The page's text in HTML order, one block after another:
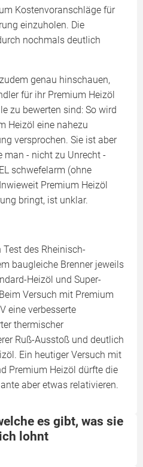
Kostenvoranschläge für
einzuholen. Die
nochmals deutlich
genau hinschauen,
für ihr Premium Heizöl
zu bewerten sind: So wird
Heizöl eine nahezu
versprochen. Sie ist aber
man - nicht zu Unrecht -
schwefelarm (ohne
Premium Heizöl
bringt, ist unklar.
des Rheinisch-
baugleiche Brenner jeweils
Heizöl und Super-
Versuch mit Premium
eine verbesserte
thermischer
Ruß-Ausstoß und deutlich
Ein heutiger Versuch mit
Premium Heizöl dürfte die
aber etwas relativieren.
es gibt, was sie
lohnt